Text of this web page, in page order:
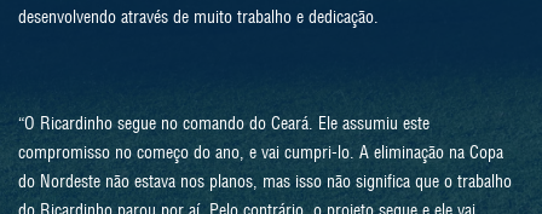
desenvolvendo através de muito trabalho e dedicação.
“O Ricardinho segue no comando do Ceará. Ele assumiu este
compromisso no começo do ano, e vai cumpri-lo. A eliminação na Copa
do Nordeste não estava nos planos, mas isso não significa que o trabalho